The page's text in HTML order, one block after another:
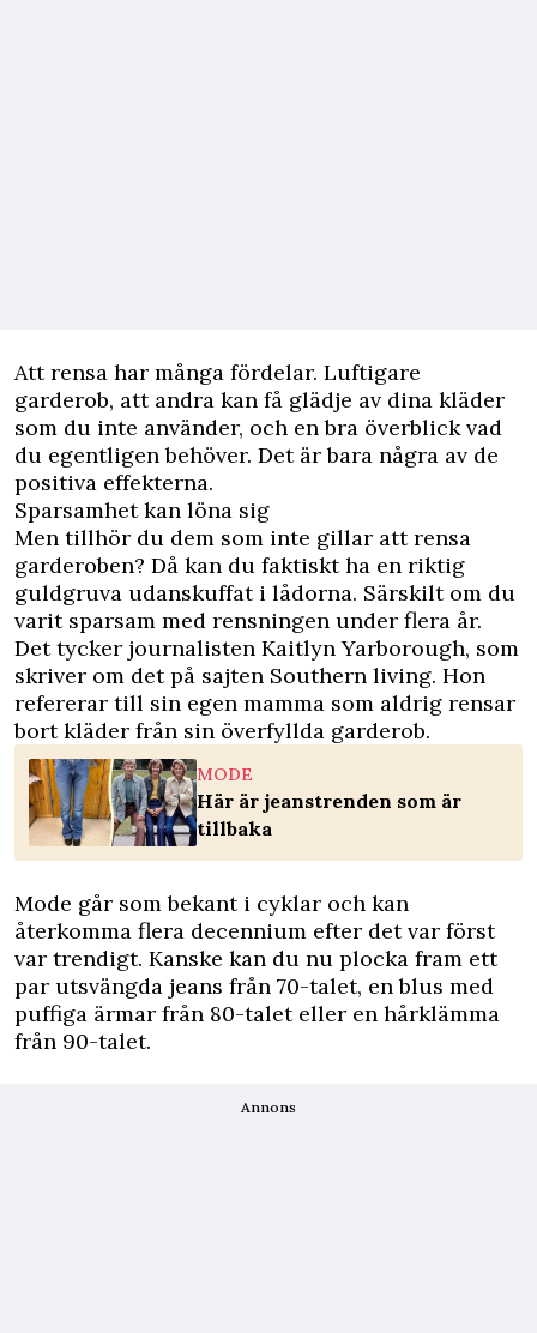
Att rensa har många fördelar. Luftigare
garderob, att andra kan få glädje av dina kläder
som du inte använder, och en bra överblick vad
du egentligen behöver. Det är bara några av de
positiva effekterna.
Sparsamhet kan löna sig
Men tillhör du dem som inte gillar att rensa
garderoben? Då kan du faktiskt ha en riktig
guldgruva udanskuffat i lådorna. Särskilt om du
varit sparsam med rensningen under flera år.
Det tycker journalisten Kaitlyn Yarborough, som
skriver om det på sajten Southern living. Hon
refererar till sin egen mamma som aldrig rensar
bort kläder från sin överfyllda garderob.
MODE
Här är jeanstrenden som är
tillbaka
Mode går som bekant i cyklar och kan
återkomma flera decennium efter det var först
var trendigt. Kanske kan du nu plocka fram ett
par utsvängda jeans från 70-talet, en blus med
puffiga ärmar från 80-talet eller en hårklämma
från 90-talet.
Annons